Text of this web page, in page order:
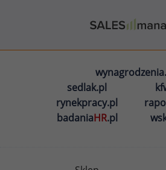
sedlak.pl
rynekpracy.pl
badaniaHR.pl